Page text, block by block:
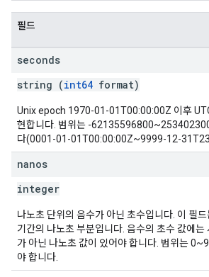
필드
seconds
string (int64 format)
Unix epoch 1970-01-01T00:00:00Z 이후
현합니다. 범위는 -
다(0001-01-01T00:00:00Z~9999-12-
nanos
integer
나노초 단위의 음수가 아닌 초수입니다. 이 필
기간의 나노초 부분입니다. 음수의 초수 값에는
가 아닌 나노초 값이 있어야 합니다. 범위는
야 합니다.